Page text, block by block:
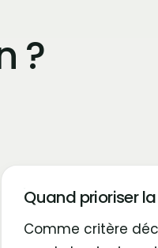
?
Quand prioriser
Comme critère